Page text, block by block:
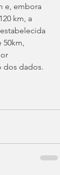
e, embora
km, a
50km,
dos dados.